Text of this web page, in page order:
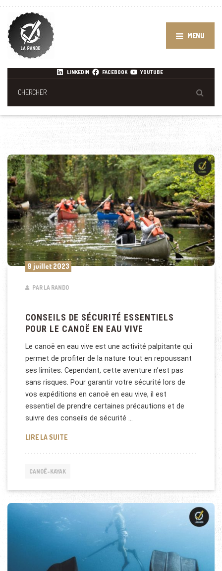
MENU
LINKEDIN FACEBOOK YOUTUBE
9 juillet 2023
PAR LA RANDO
CONSEILS DE SÉCURITÉ ESSENTIELS
POUR LE CANOË EN EAU VIVE
Le canoë en eau vive est une activité palpitante qui
permet de profiter de la nature tout en repoussant
ses limites. Cependant, cette aventure n’est pas
sans risques. Pour garantir votre sécurité lors de
vos expéditions en canoë en eau vive, il est
essentiel de prendre certaines précautions et de
suivre des conseils de sécurité …
LIRE LA SUITECONSEILS DE SÉCURITÉ ESSENTIELS POUR LE
CANOË-KAYAK